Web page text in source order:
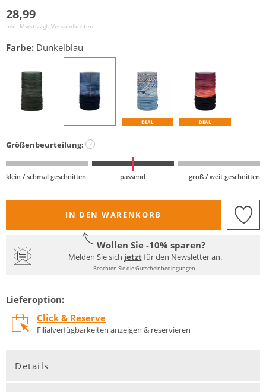
28,99
inkl. Mwst zzgl. Versandkosten
Farbe: Dunkelblau
DEAL DEAL
Größenbeurteilung: ?
klein / schmal geschnitten passend groß / weit geschnitten
IN DEN WARENKORB
Wollen Sie -10% sparen?
Melden Sie sich jetztfür den Newsletter an.
Beachten Sie die Gutscheinbedingungen.
Lieferoption:
Click & Reserve
Filialverfügbarkeiten anzeigen & reservieren
Details